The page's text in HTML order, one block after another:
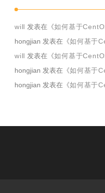
will 发表在《如何基于
hongjian 发表在《如何基于
will 发表在《如何基于
hongjian 发表在《如何基于
hongjian 发表在《如何基于